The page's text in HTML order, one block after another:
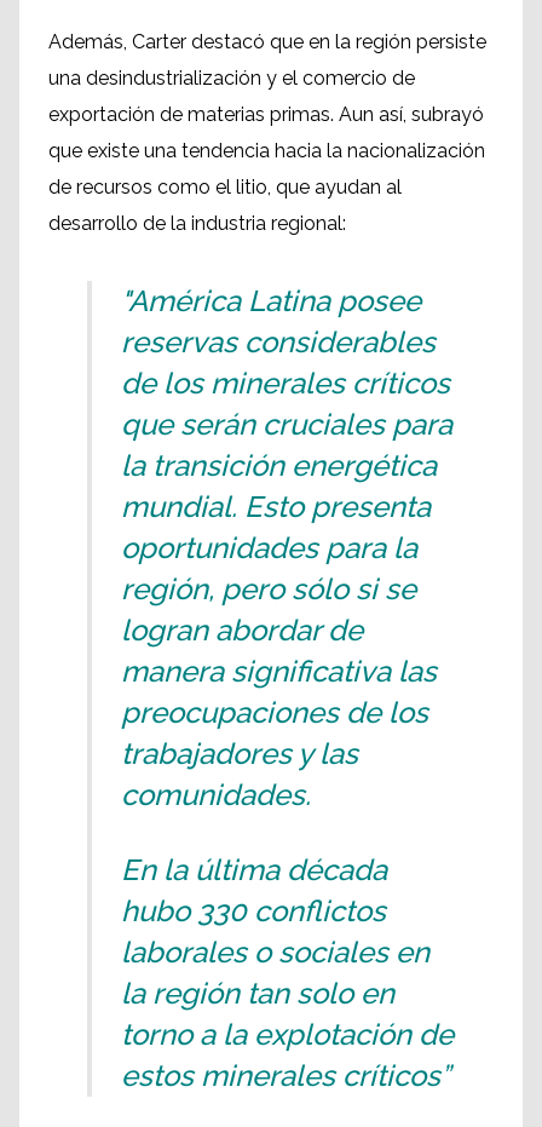
Además, Carter destacó que en la región persiste
una desindustrialización y el comercio de
exportación de materias primas. Aun así, subrayó
que existe una tendencia hacia la nacionalización
de recursos como el litio, que ayudan al
desarrollo de la industria regional:
"América Latina posee
reservas considerables
de los minerales críticos
que serán cruciales para
la transición energética
mundial. Esto presenta
oportunidades para la
región, pero sólo si se
logran abordar de
manera significativa las
preocupaciones de los
trabajadores y las
comunidades.
En la última década
hubo 330 conflictos
laborales o sociales en
la región tan solo en
torno a la explotación de
estos minerales críticos”